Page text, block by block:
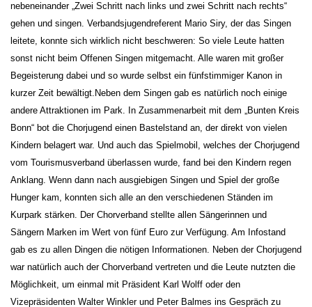
nebeneinander „Zwei Schritt nach links und zwei Schritt nach rechts“
gehen und singen. Verbandsjugendreferent Mario Siry, der das Singen
leitete, konnte sich wirklich nicht beschweren: So viele Leute hatten
sonst nicht beim Offenen Singen mitgemacht. Alle waren mit großer
Begeisterung dabei und so wurde selbst ein fünfstimmiger Kanon in
kurzer Zeit bewältigt. Neben dem Singen gab es natürlich noch einige
andere Attraktionen im Park. In Zusammenarbeit mit dem „Bunten Kreis
Bonn“ bot die Chorjugend einen Bastelstand an, der direkt von vielen
Kindern belagert war. Und auch das Spielmobil, welches der Chorjugend
vom Tourismusverband überlassen wurde, fand bei den Kindern regen
Anklang. Wenn dann nach ausgiebigen Singen und Spiel der große
Hunger kam, konnten sich alle an den verschiedenen Ständen im
Kurpark stärken. Der Chorverband stellte allen Sängerinnen und
Sängern Marken im Wert von fünf Euro zur Verfügung. Am Infostand
gab es zu allen Dingen die nötigen Informationen. Neben der Chorjugend
war natürlich auch der Chorverband vertreten und die Leute nutzten die
Möglichkeit, um einmal mit Präsident Karl Wolff oder den
Vizepräsidenten Walter Winkler und Peter Balmes ins Gespräch zu